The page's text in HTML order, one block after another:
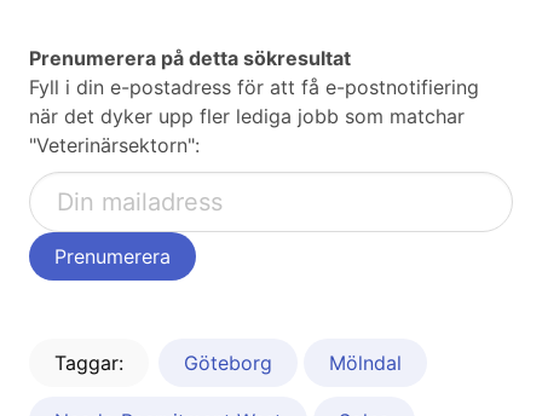
Prenumerera på detta sökresultat
Fyll i din e-postadress för att få e-postnotifiering
när det dyker upp fler lediga jobb som matchar
"Veterinärsektorn":
Taggar: Göteborg Mölndal